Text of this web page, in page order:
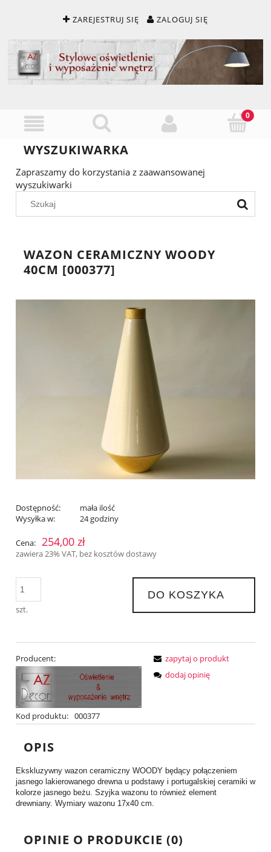
ZAREJESTRUJ SIĘ ZALOGUJ SIĘ
WYSZUKIWARKA
Zapraszamy do korzystania z zaawansowanej
wyszukiwarki
WAZON CERAMICZNY WOODY
40CM [000377]
Dostępność:
mała ilość
Wysyłka w:
24 godziny
Cena: 254,00 zł
zawiera 23% VAT, bez kosztów dostawy
szt.
DO KOSZYKA
Producent:
Kod produktu: 000377
zapytaj o produkt
dodaj opinię
OPIS
Ekskluzywny wazon ceramiczny WOODY będący połączeniem
jasnego lakierowanego drewna u podstawy i portugalskiej ceramiki w
kolorze jasnego beżu. Szyjka wazonu to również element
drewniany. Wymiary wazonu 17x40 cm.
OPINIE O PRODUKCIE (0)